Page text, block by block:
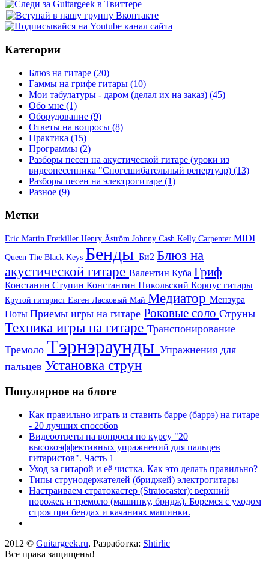
Категории
Блюз на гитаре (20)
Гаммы на грифе гитары (10)
Мои табулатуры - даром (делал их на заказ) (45)
Обо мне (1)
Оборудование (9)
Ответы на вопросы (8)
Практика (15)
Программы (2)
Разборы песен на акустической гитаре (уроки из
видеопесенника "Сногсшибательный репертуар) (13)
Разборы песен на электрогитаре (1)
Разное (9)
Метки
Eric Martin Fretkiller Henry Åström Johnny Cash Kelly Carpenter MIDI
Queen The Black Keys Бенды Би2 Блюз на
акустической гитаре Валентин Куба Гриф
Констанин Ступин Константин Никольский Корпус гитары
Крутой гитарист Евген Ласковый Май Медиатор Мензура
Ноты Приемы игры на гитаре Роковые соло Струны
Техника игры на гитаре Транспонирование
Тремоло Тэрнэраунды Упражнения для
пальцев Установка струн
Популярное на блоге
Как правильно играть и ставить барре (баррэ) на гитаре
- 20 лучших способов
Видеоответы на вопросы по курсу "20
высокоэффективных упражнений для пальцев
гитаристов". Часть 1
Уход за гитарой и её чистка. Как это делать правильно?
Типы струнодержателей (бриджей) электрогитары
Настраиваем стратокастер (Stratocaster): верхний
порожек и тремоло (машинку, бридж). Боремся с уходом
строя при бендах и качаниях машинки.
2012 © Guitargeek.ru, Разработка: Shtirlic
Все права защищены!